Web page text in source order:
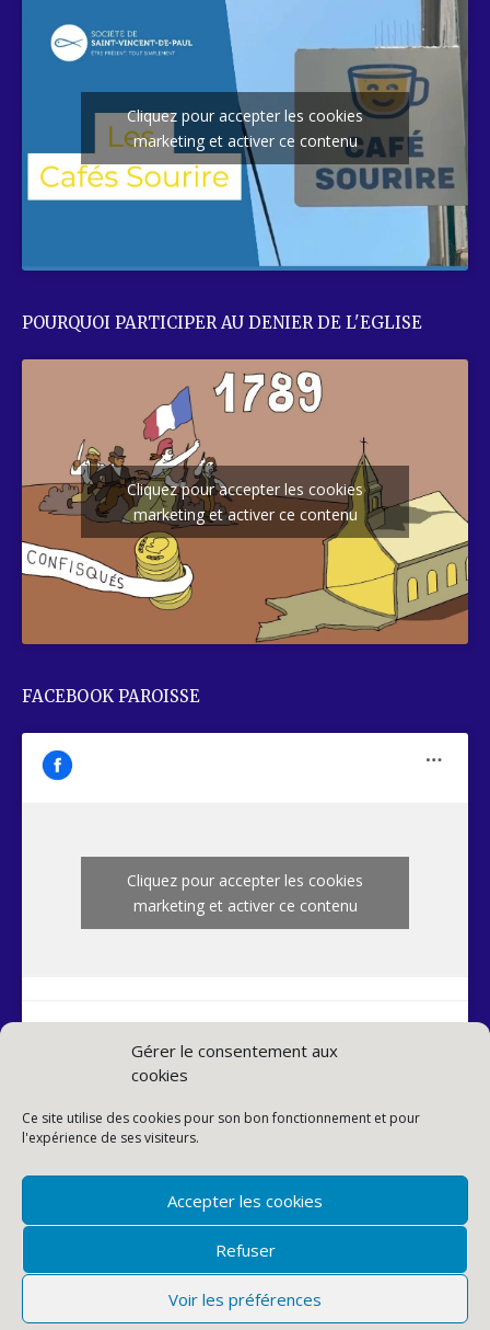
Gérer le consentement aux
cookies
Ce site utilise des cookies pour son bon fonctionnement et pour
l'expérience de ses visiteurs.
Accepter les cookies
Refuser
Voir les préférences
Cliquez pour accepter les cookies
marketing et activer ce contenu
POURQUOI PARTICIPER AU DENIER DE L'EGLISE
Cliquez pour accepter les cookies
marketing et activer ce contenu
FACEBOOK PAROISSE
Cliquez pour accepter les cookies
marketing et activer ce contenu
© PAROISSE SAINTE-ANNE DE LA BUTTE-AUX-CAILLES